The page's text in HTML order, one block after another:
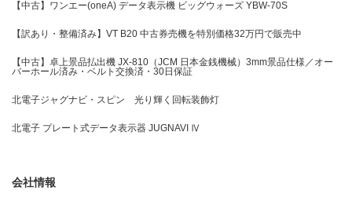
【中古】ワンエー(oneA) データ表示機 ビッグウォーズ YBW-70S
【訳あり・整備済み】VT B20 中古券売機を特別価格32万円で販売中
【中古】卓上景品払出機 JX-810（JCM 日本金銭機械）3mm景品仕様／オー
バーホール済み・ベルト交換済・30日保証
北電子ジャグナビ・スピン 光り輝く回転装飾灯
北電子 プレート式データ表示器 JUGNAVI Ⅳ
会社情報